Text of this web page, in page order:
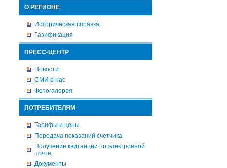
О РЕГИОНЕ
Историческая справка
Газификация
ПРЕСС-ЦЕНТР
Новости
СМИ о нас
Фотогалерея
ПОТРЕБИТЕЛЯМ
Тарифы и цены
Передача показаний счетчика
Получение квитанции по электронной
почте
Документы